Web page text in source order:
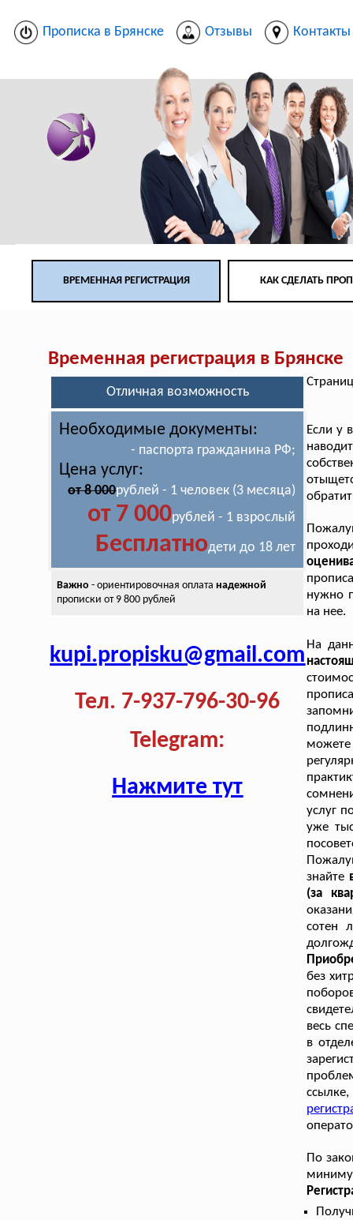
Прописка в Брянске Отзывы Контакты
ВРЕМЕННАЯ РЕГИСТРАЦИЯ КАК СДЕЛАТЬ
Временная регистрация в Брянске
Отличная возможность
Необходимые документы:
- паспорта гражданина РФ;
Цена услуг:
от 8 000рублей - 1 человек (3 месяца)
от 7 000рублей - 1 взрослый
Бесплатнодети до 18 лет
Важно - ориентировочная оплата надежной
прописки от 9 800 рублей
kupi.propisku@gmail.com
Тел. 7-937-796-30-96
Telegram:
Нажмите тут
Если у
нужно
на нее.
На
можете
услуг
уже
знайте
(за
сотен
без
весь
в
По